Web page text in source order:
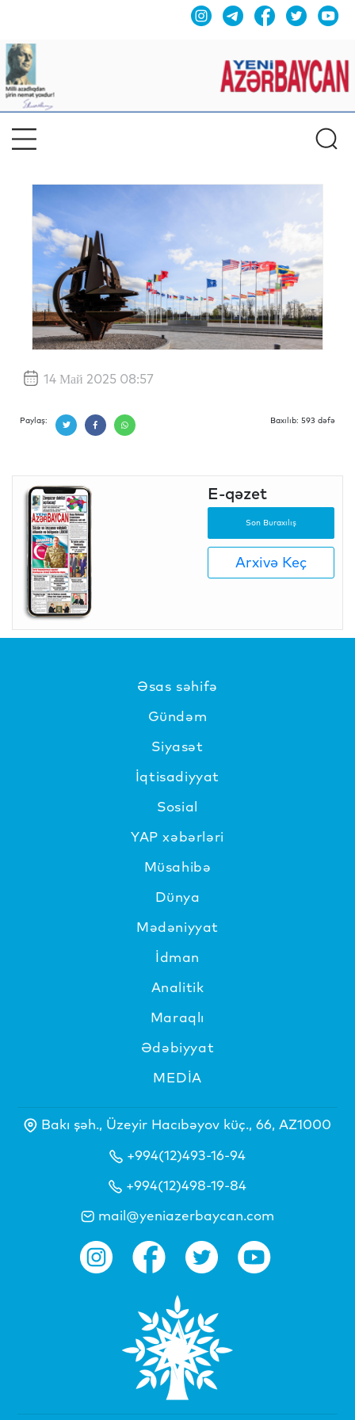
14 Май 2025 08:57
Paylaş: Baxılıb: 593 dəfə
E-qəzet
Son Buraxılış
Arxivə Keç
Əsas səhifə
Gündəm
Siyasət
İqtisadiyyat
Sosial
YAP xəbərləri
Müsahibə
Dünya
Mədəniyyat
İdman
Analitik
Maraqlı
Ədəbiyyat
MEDİA
Bakı şəh., Üzeyir Hacıbəyov küç., 66, AZ1000
+994(12)493-16-94
+994(12)498-19-84
mail@yeniazerbaycan.com